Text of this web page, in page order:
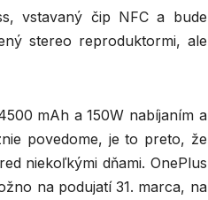
vstavaný čip NFC a bude
stereo reproduktormi, ale
mAh a 150W nabíjaním a
povedome, je to preto, že
niekoľkými dňami. OnePlus
na podujatí 31. marca, na